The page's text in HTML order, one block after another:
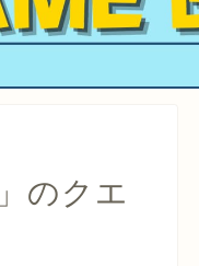
のクエ